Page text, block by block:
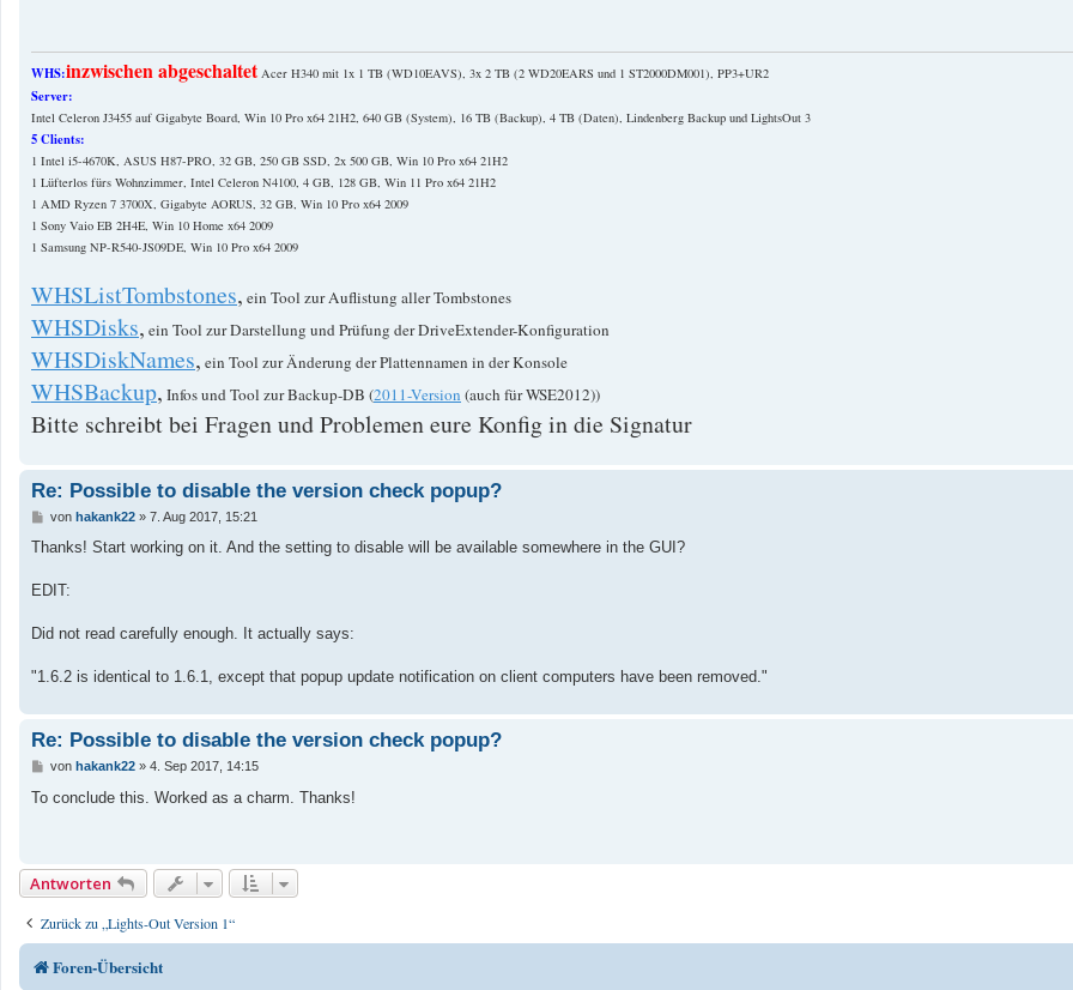
WHS:inzwischen abgeschaltet Acer H340 mit 1x 1 TB (WD10EAVS), 3x 2 TB (2 WD20EARS und 1 ST2000DM001), PP3+UR2
Server:
Intel Celeron J3455 auf Gigabyte Board, Win 10 Pro x64 21H2, 640 GB (System), 16 TB (Backup), 4 TB (Daten), Lindenberg Backup und LightsOut 3
5 Clients:
1 Intel i5-4670K, ASUS H87-PRO, 32 GB, 250 GB SSD, 2x 500 GB, Win 10 Pro x64 21H2
1 Lüfterlos fürs Wohnzimmer, Intel Celeron N4100, 4 GB, 128 GB, Win 11 Pro x64 21H2
1 AMD Ryzen 7 3700X, Gigabyte AORUS, 32 GB, Win 10 Pro x64 2009
1 Sony Vaio EB 2H4E, Win 10 Home x64 2009
1 Samsung NP-R540-JS09DE, Win 10 Pro x64 2009
WHSListTombstones, ein Tool zur Auflistung aller Tombstones
WHSDisks, ein Tool zur Darstellung und Prüfung der DriveExtender-Konfiguration
WHSDiskNames, ein Tool zur Änderung der Plattennamen in der Konsole
WHSBackup, Infos und Tool zur Backup-DB (2011-Version (auch für WSE2012))
Bitte schreibt bei Fragen und Problemen eure Konfig in die Signatur
Re: Possible to disable the version check popup?
B
i
a
von hakank22» 7. Aug 2017, 15:21
Thanks! Start working on it. And the setting to disable will be available somewhere in the GUI?
EDIT:
Did not read carefully enough. It actually says:
"1.6.2 is identical to 1.6.1, except that popup update notification on client computers have been removed."
Re: Possible to disable the version check popup?
B
i
von hakank22» 4. Sep 2017, 14:15
To conclude this. Worked as a charm. Thanks!
Antworten
Zurück zu „Lights-Out Version 1“
Foren-Übersicht